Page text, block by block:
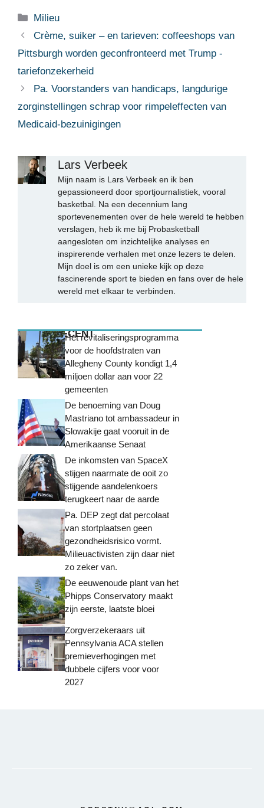
Categorieën
Milieu
Crème, suiker – en tarieven: coffeeshops van
Pittsburgh worden geconfronteerd met Trump -
tariefonzekerheid
Pa. Voorstanders van handicaps, langdurige
zorginstellingen schrap voor rimpeleffecten van
Medicaid-bezuinigingen
Lars Verbeek
Mijn naam is Lars Verbeek en ik ben
gepassioneerd door sportjournalistiek, vooral
basketbal. Na een decennium lang
sportevenementen over de hele wereld te hebben
verslagen, heb ik me bij Probasketball
aangesloten om inzichtelijke analyses en
inspirerende verhalen met onze lezers te delen.
Mijn doel is om een unieke kijk op deze
fascinerende sport te bieden en fans over de hele
wereld met elkaar te verbinden.
MEEST RECENTHet revitaliseringsprogramma
voor de hoofdstraten van
Allegheny County kondigt 1,4
miljoen dollar aan voor 22
gemeenten
De benoeming van Doug
Mastriano tot ambassadeur in
Slowakije gaat vooruit in de
Amerikaanse Senaat
De inkomsten van SpaceX
stijgen naarmate de ooit zo
stijgende aandelenkoers
terugkeert naar de aarde
Pa. DEP zegt dat percolaat
van stortplaatsen geen
gezondheidsrisico vormt.
Milieuactivisten zijn daar niet
zo zeker van.
De eeuwenoude plant van het
Phipps Conservatory maakt
zijn eerste, laatste bloei
Zorgverzekeraars uit
Pennsylvania ACA stellen
premieverhogingen met
dubbele cijfers voor voor
2027